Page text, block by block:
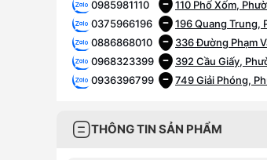
0985981110
110 Phố Xốm,
0375966196
196 Quang Trung,
0886868010
336 Đường Phạm
0968323399
392 Cầu Giấy,
0936396799
749 Giải Phóng,
0702825505
505 Lê Hồng
THÔNG TIN SẢN PHẨM